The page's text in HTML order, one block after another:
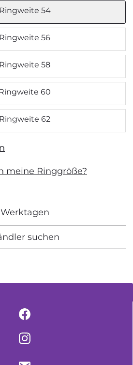
Ringweite 54
Ringweite 56
Ringweite 58
60
Ringweite 62
meine Ringgröße?
suchen